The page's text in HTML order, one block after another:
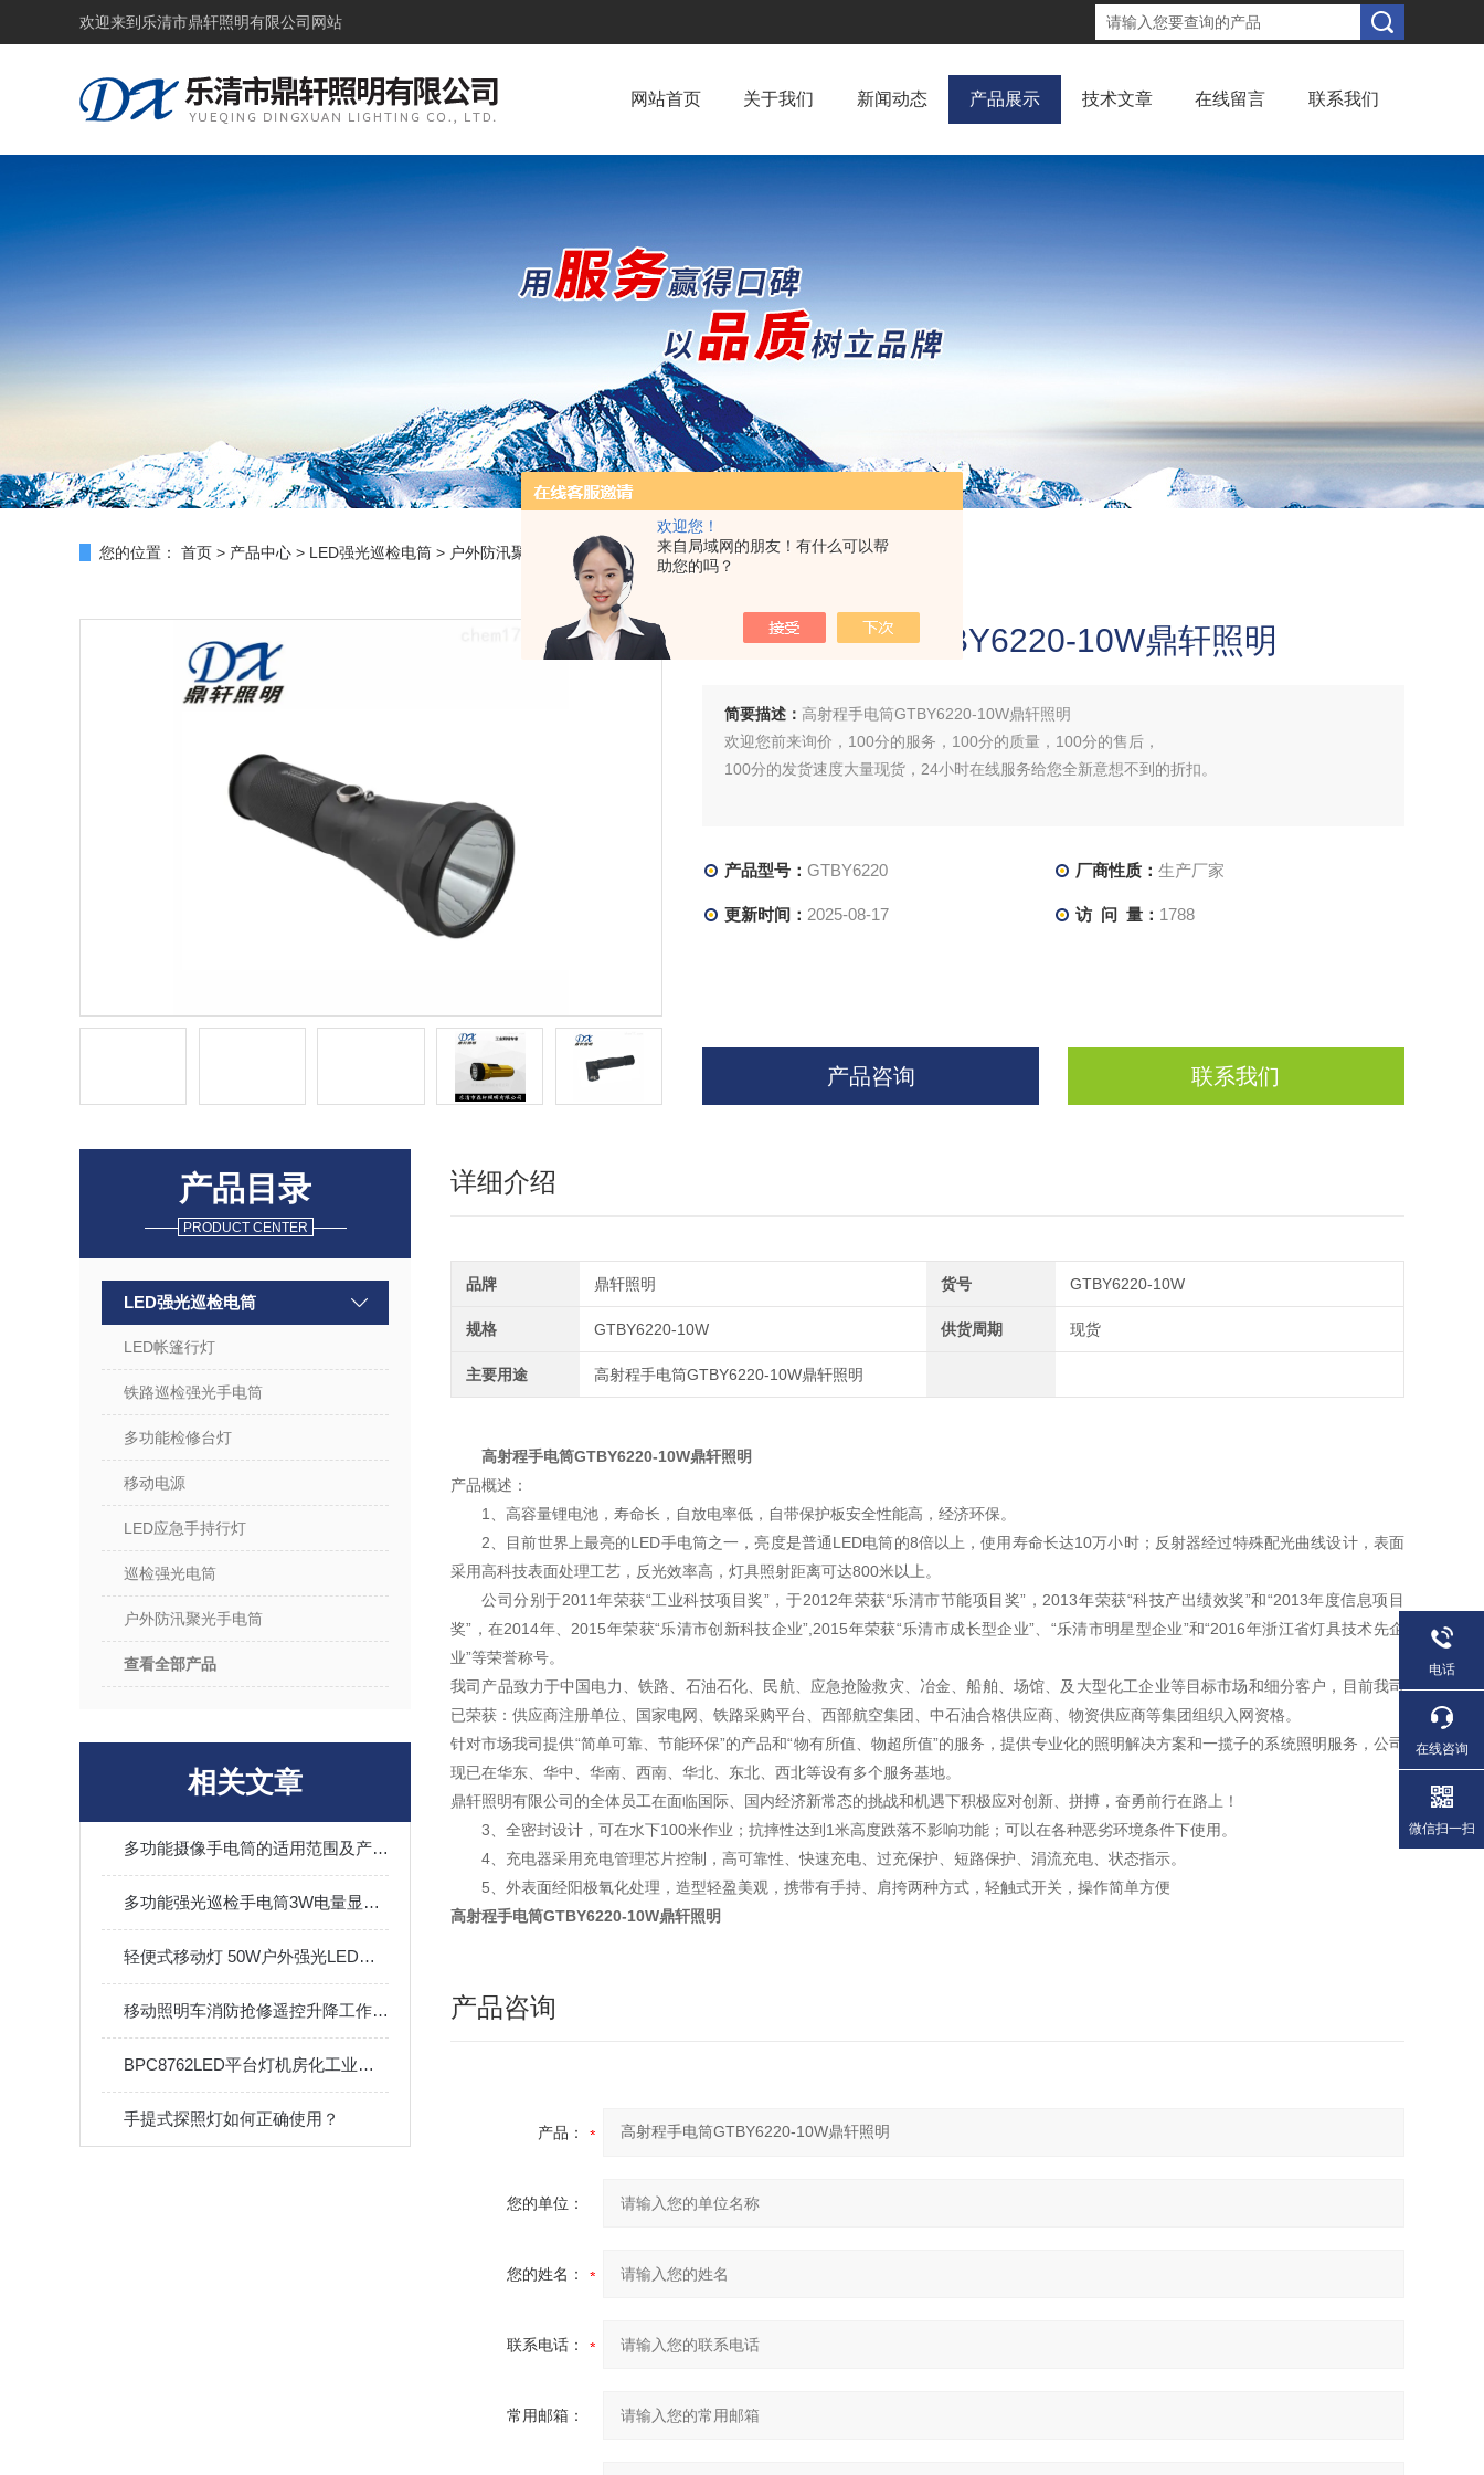
欢迎您！
来自局域网的朋友！有什么可以帮
助您的吗？
欢迎来到 乐清市鼎轩照明有限公司网站
网站首页 关于我们 新闻动态 产品展示 技术文章 在线留言 联系我们
您的位置： 首页 > 产品中心 > LED强光巡检电筒 > 户外防汛聚光手电筒> GTBY6220高射程手电筒GTBY6220-10W鼎轩照明
高射程手电筒GTBY6220-10W鼎轩照明
简要描述： 高射程手电筒GTBY6220-10W鼎轩照明
欢迎您前来询价，100分的服务，100分的质量，100分的售后，
100分的发货速度大量现货，24小时在线服务给您全新意想不到的折扣。
产品型号： GTBY6220 厂商性质： 生产厂家
更新时间： 2025-08-17 访 问 量： 1788
产品咨询 联系我们
产品目录
PRODUCT CENTER
LED强光巡检电筒
LED帐篷行灯
铁路巡检强光手电筒
多功能检修台灯
移动电源
LED应急手持行灯
巡检强光电筒
户外防汛聚光手电筒
查看全部产品
相关文章
多功能摄像手电筒的适用范围及产品特点
多功能强光巡检手电筒3W电量显示佩戴式照明灯
轻便式移动灯 50W户外强光LED工作灯 升降移动照明灯
移动照明车消防抢修遥控升降工作灯月球灯汽油柴油发电机应急灯塔
BPC8762LED平台灯机房化工业油站20W巷道地沟吸顶灯
手提式探照灯如何正确使用？
详细介绍
品牌 鼎轩照明 货号 GTBY6220-10W
规格 GTBY6220-10W 供货周期 现货
主要用途 高射程手电筒GTBY6220-10W鼎轩照明
高射程手电筒GTBY6220-10W鼎轩照明
产品概述：
1、高容量锂电池，寿命长，自放电率低，自带保护板安全性能高，经济环保。
2、目前世界上最亮的LED手电筒之一，亮度是普通LED电筒的8倍以上，使用寿命长达10万小时；反射器经过特殊配光曲线设计，表面
采用高科技表面处理工艺，反光效率高，灯具照射距离可达800米以上。
公司分别于2011年荣获“工业科技项目奖”，于2012年荣获“乐清市节能项目奖”，2013年荣获“科技产出绩效奖”和“2013年度信息项目
奖”，在2014年、2015年荣获“乐清市创新科技企业”,2015年荣获“乐清市成长型企业”、“乐清市明星型企业”和“2016年浙江省灯具技术先企
业”等荣誉称号。
我司产品致力于中国电力、铁路、石油石化、民航、应急抢险救灾、冶金、船舶、场馆、及大型化工企业等目标市场和细分客户，目前我司
已荣获：供应商注册单位、国家电网、铁路采购平台、西部航空集团、中石油合格供应商、物资供应商等集团组织入网资格。
针对市场我司提供“简单可靠、节能环保”的产品和“物有所值、物超所值”的服务，提供专业化的照明解决方案和一揽子的系统照明服务，公司
现已在华东、华中、华南、西南、华北、东北、西北等设有多个服务基地。
鼎轩照明有限公司的全体员工在面临国际、国内经济新常态的挑战和机遇下积极应对创新、拼搏，奋勇前行在路上！
3、全密封设计，可在水下100米作业；抗摔性达到1米高度跌落不影响功能；可以在各种恶劣环境条件下使用。
4、充电器采用充电管理芯片控制，高可靠性、快速充电、过充保护、短路保护、涓流充电、状态指示。
5、外表面经阳极氧化处理，造型轻盈美观，携带有手持、肩挎两种方式，轻触式开关，操作简单方便
高射程手电筒GTBY6220-10W鼎轩照明
产品咨询
产品：
您的单位：
您的姓名：
联系电话：
常用邮箱：
电话
在线咨询
微信扫一扫